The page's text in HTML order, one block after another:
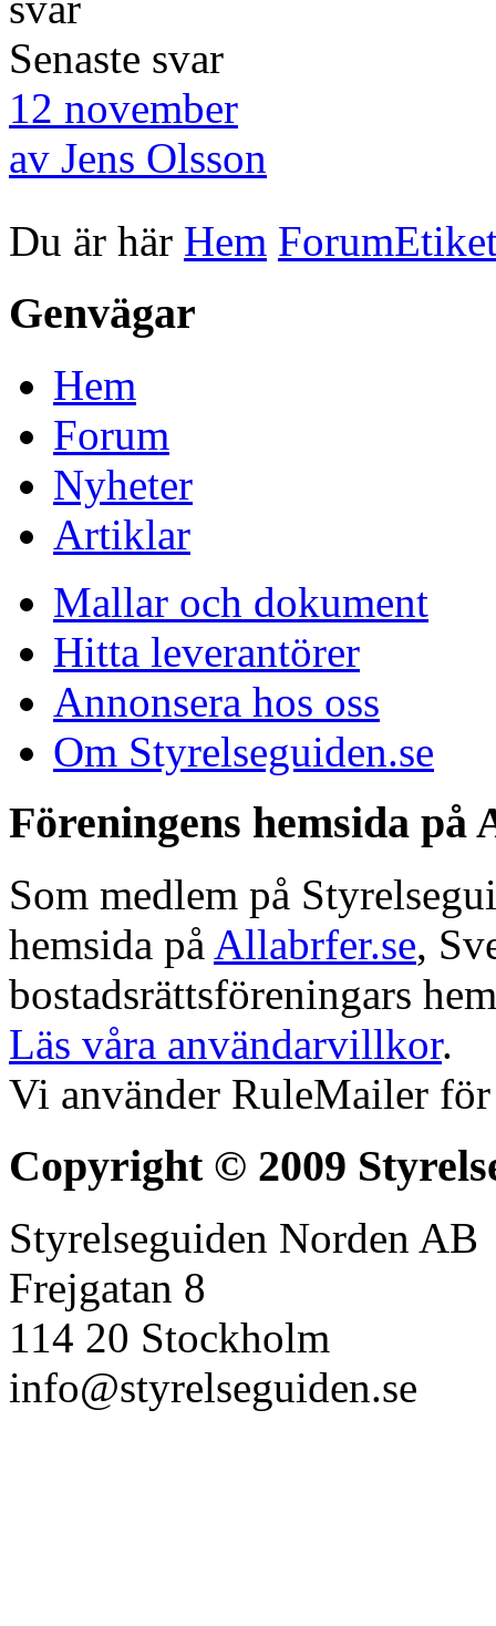
Senaste svar
12 november
av Jens Olsson
Du är här Hem Forum
Genvägar
Hem
Forum
Nyheter
Artiklar
Mallar och dokument
Hitta leverantörer
Annonsera hos oss
Om Styrelseguiden.se
Föreningens hemsida på
Som medlem på
hemsida på Allabrfer.se,
bostadsrättsföreningars
Läs våra användarvillkor.
Vi använder RuleMailer
Copyright © 2009
Styrelseguiden Norden AB
Frejgatan 8
114 20 Stockholm
info@styrelseguiden.se